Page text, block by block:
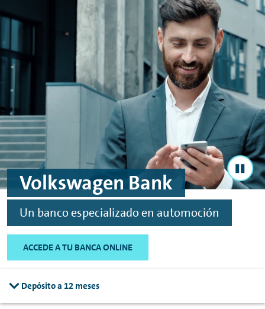
Ir al contenido principal
Ir al footer
Volkswagen Bank
Un banco especializado en automoción
ACCEDE A TU BANCA ONLINE
Depósito a 12 meses